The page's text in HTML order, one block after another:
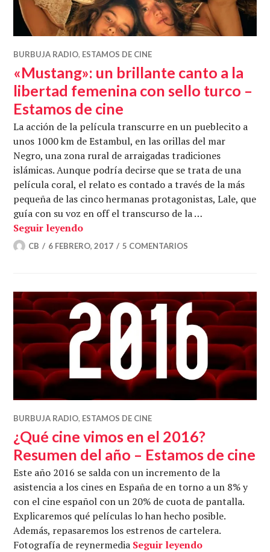
BURBUJA RADIO, ESTAMOS DE CINE
«Mustang»: un brillante canto a la
libertad femenina con sello turco –
Estamos de cine
La acción de la película transcurre en un pueblecito a
unos 1000 km de Estambul, en las orillas del mar
Negro, una zona rural de arraigadas tradiciones
islámicas. Aunque podría decirse que se trata de una
película coral, el relato es contado a través de la más
pequeña de las cinco hermanas protagonistas, Lale, que
guía con su voz en off el transcurso de la …
Seguir leyendo«Mustang»: un brillante canto a la
CB 6 FEBRERO, 2017 5 COMENTARIOS
BURBUJA RADIO, ESTAMOS DE CINE
¿Qué cine vimos en el 2016?
Resumen del año – Estamos de cine
Este año 2016 se salda con un incremento de la
asistencia a los cines en España de en torno a un 8% y
con el cine español con un 20% de cuota de pantalla.
Explicaremos qué películas lo han hecho posible.
Además, repasaremos los estrenos de cartelera.
Fotografía de reynermedia Seguir leyendo¿Qué cine